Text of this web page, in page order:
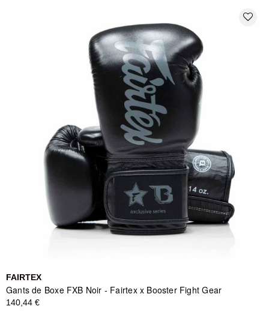
favorite_border
FAIRTEX
Gants de Boxe FXB Noir - Fairtex x Booster Fight Gear
140,44 €